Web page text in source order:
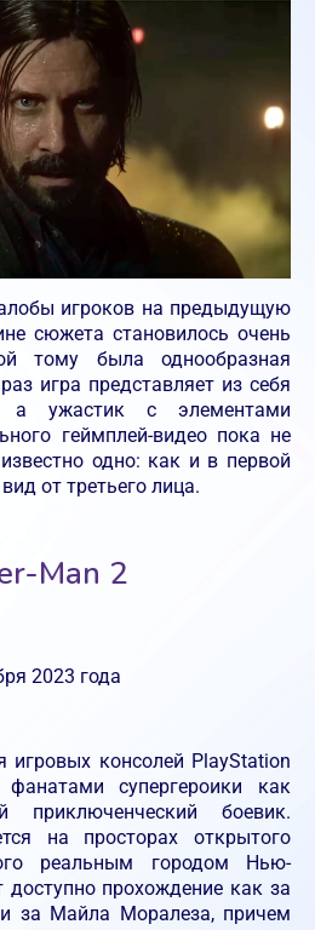
игроков на предыдущую
сюжета становилось очень
тому была однообразная
игра представляет из себя
а ужастик с элементами
геймплей-видео пока не
одно: как и в первой
от третьего лица.
Man 2
2023 года
консолей PlayStation
супергероики как
приключенческий боевик.
на просторах открытого
реальным городом Нью-
прохождение как за
за Майла Моралеза, причем